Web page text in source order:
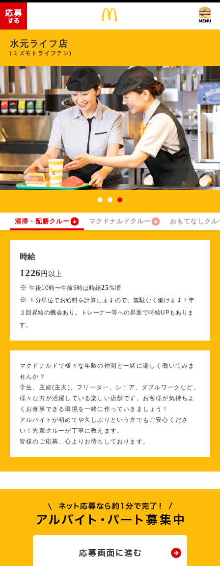
水元ライフ店
(ミズモトライフテン)
清掃・配膳クルー マクドナルドクルー おもてなしクル
時給
1226 円 以上
※午後10時〜午前5時は時給25%増
※
１分単位でお給料を計算しますので、無駄なく働けます！年
２回昇給の機会あり。トレーナー等への昇進で時給UPもありま
す。
マクドナルドで様々な年齢の仲間と一緒に楽しく働いてみま
せんか？
学生、主婦(主夫)、フリーター、シニア、ダブルワークなど、
様々な方が活躍している楽しい店舗です。お客様が気持ちよ
くお食事できる環境を一緒に作っていきましょう！
アルバイトが初めてや久しぶりという方でもご安心くださ
い！先輩クルーが丁寧に教えます。
皆様のご応募、心よりお待ちしております。